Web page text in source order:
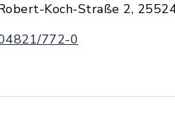
Koch-Straße 2,
772-0